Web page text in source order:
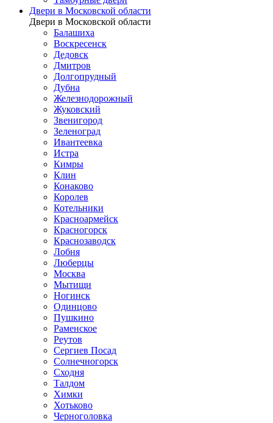
Двери в Московской области
Двери в Московской области
Балашиха
Воскресенск
Дедовск
Дмитров
Долгопрудный
Дубна
Железнодорожный
Жуковский
Звенигород
Зеленоград
Ивантеевка
Истра
Кимры
Клин
Конаково
Королев
Котельники
Красноармейск
Красногорск
Краснозаводск
Лобня
Люберцы
Москва
Мытищи
Ногинск
Одинцово
Пушкино
Раменское
Реутов
Сергиев Посад
Солнечногорск
Сходня
Талдом
Химки
Хотьково
Черноголовка